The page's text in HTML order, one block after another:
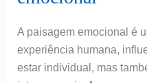
A paisagem emocional é
experiência humana,
estar individual, mas